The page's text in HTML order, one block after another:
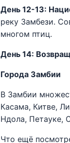
День 12-13:
реку Замбези.
многом птиц.
День 14:
Города Замбии
В Замбии
Касама, Китве,
Ндола, Петауке,
Что ещё